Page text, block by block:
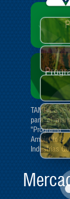
Tablas de cultivo
TAMPA S.A.
para el
"Programa
Ambiente®
Industrias